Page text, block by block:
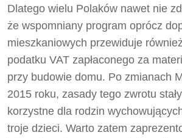
Dlatego wielu Polaków nawet nie
że wspomniany program oprócz
mieszkaniowych przewiduje
podatku VAT zapłaconego za
przy budowie domu. Po zmianach
2015 roku, zasady tego zwrotu
korzystne dla rodzin
troje dzieci. Warto zatem